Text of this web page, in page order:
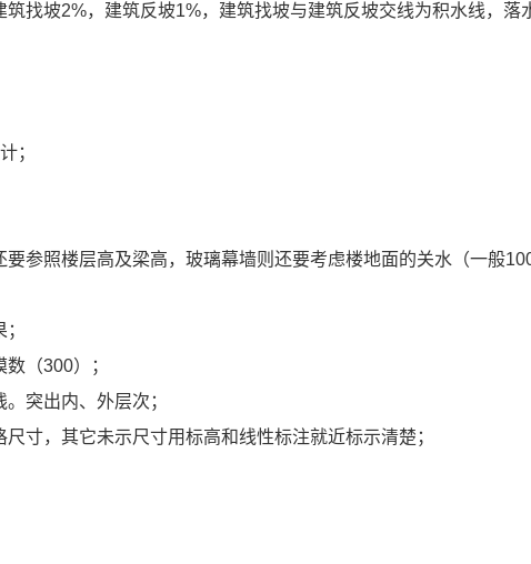
筑找坡2%，建筑反坡1%，建筑找坡与建筑反坡交线为积水线，落
；
参照楼层高及梁高，玻璃幕墙则还要考虑楼地面的关水（一般
数（300）；
突出内、外层次；
寸，其它未示尺寸用标高和线性标注就近标示清楚；